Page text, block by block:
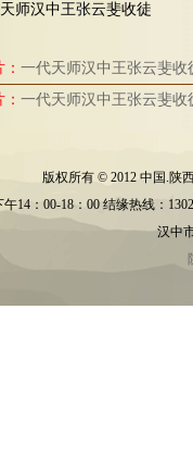
师汉中王张云斐收徒
一代天师汉中王张云斐收
一代天师汉中王张云斐收
版权所有 © 2012 中国.陕
14：00-18：00 结缘热线：
汉中